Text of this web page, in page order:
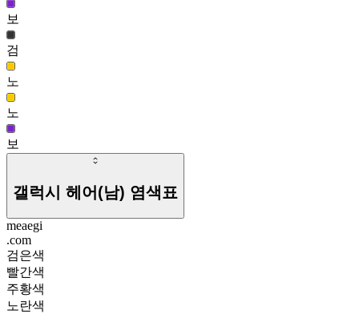
보
검
노
노
보
갤럭시 헤어(남) 염색표
meaegi
.com
검은색
빨간색
주황색
노란색